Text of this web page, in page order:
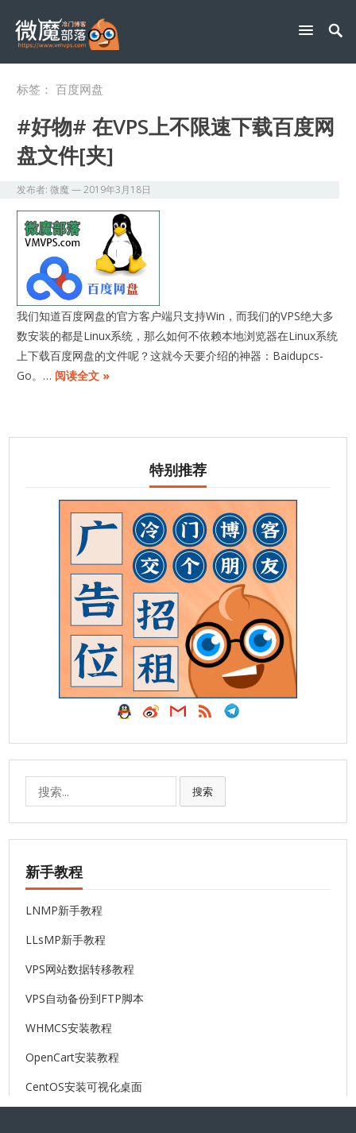
标签：百度网盘
#好物# 在VPS上不限速下载百度网
盘文件[夹]
发布者:微魔—2019年3月18日
我们知道百度网盘的官方客户端只支持Win，而我们的VPS绝大多
数安装的都是Linux系统，那么如何不依赖本地浏览器在Linux系统
上下载百度网盘的文件呢？这就今天要介绍的神器：Baidupcs-
Go。… 阅读全文 »
特别推荐
搜索
新手教程
LNMP新手教程
LLsMP新手教程
VPS网站数据转移教程
VPS自动备份到FTP脚本
WHMCS安装教程
OpenCart安装教程
CentOS安装可视化桌面